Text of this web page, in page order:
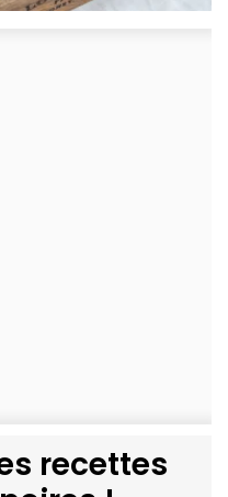
recettes